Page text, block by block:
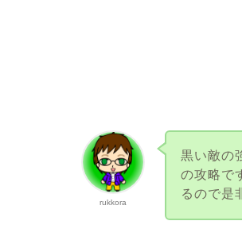
rukkora
黒い敵の
の攻略で
るので是